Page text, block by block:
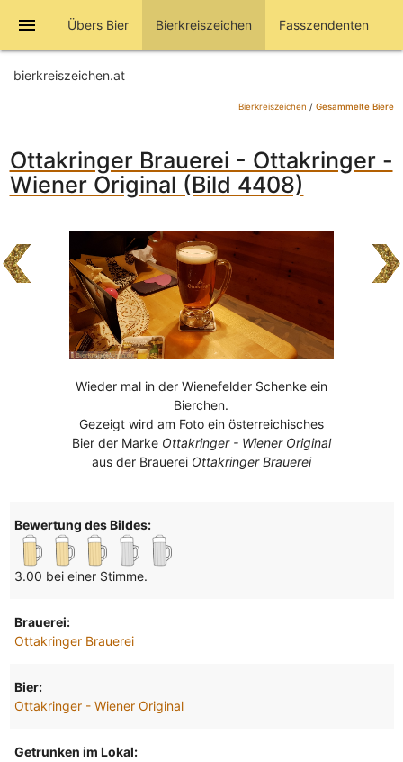
menu Übers Bier Bierkreiszeichen Fasszendenten
bierkreiszeichen.at
Bierkreiszeichen / Gesammelte Biere
Ottakringer Brauerei - Ottakringer -
Wiener Original (Bild 4408)
Wieder mal in der Wienefelder Schenke ein
Bierchen.
Gezeigt wird am Foto ein österreichisches
Bier der Marke Ottakringer - Wiener Original
aus der Brauerei Ottakringer Brauerei
Bewertung des Bildes:
3.00 bei einer Stimme.
Brauerei:
Ottakringer Brauerei
Bier:
Ottakringer - Wiener Original
Getrunken im Lokal: